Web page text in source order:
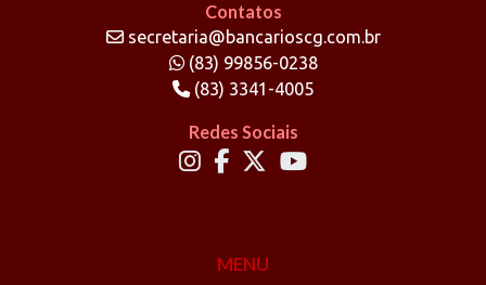
Contatos
secretaria@bancarioscg.com.br
(83) 99856-0238
(83) 3341-4005
Redes Sociais
MENU